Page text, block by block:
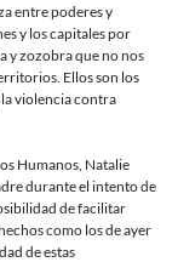
entre poderes y
y los capitales por
y zozobra que no nos
Ellos son los
violencia contra
Humanos, Natalie
durante el intento de
de facilitar
como los de ayer
de estas